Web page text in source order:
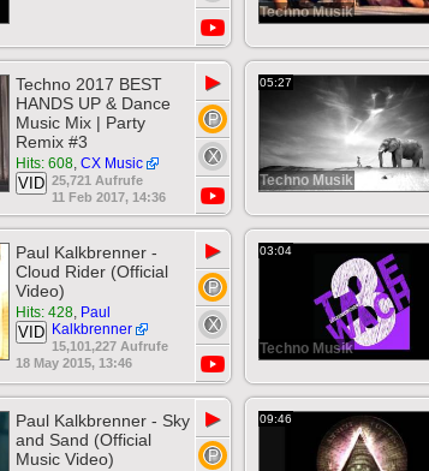
Techno Musik
Techno 2017 BEST
HANDS UP & Dance
Music Mix | Party
Remix #3
Hits: 608, CX Music
VID 25,721 Aufrufe
11 Feb 2017, 14:36
▶ 05:27
Techno Musik
Paul Kalkbrenner -
Cloud Rider (Official
Video)
Hits: 428, Paul
Kalkbrenner
VID
15,101,227 Aufrufe
18 May 2015, 13:46
▶ 03:04
Techno Musik
Paul Kalkbrenner - Sky
and Sand (Official
Music Video)
▶ 09:46